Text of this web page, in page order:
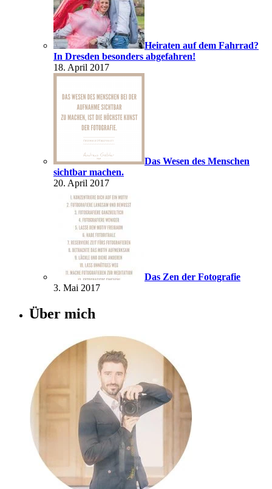
Heiraten auf dem Fahrrad?
In Dresden besonders abgefahren!
18. April 2017
Das Wesen des Menschen
sichtbar machen.
20. April 2017
Das Zen der Fotografie
3. Mai 2017
Über mich